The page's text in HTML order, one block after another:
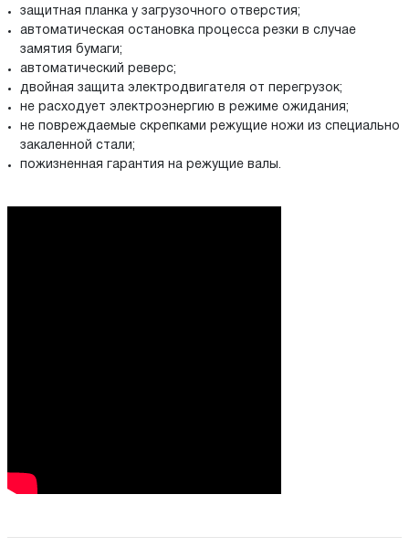
защитная планка у загрузочного отверстия;
автоматическая остановка процесса резки в случае
замятия бумаги;
автоматический реверс;
двойная защита электродвигателя от перегрузок;
не расходует электроэнергию в режиме ожидания;
не повреждаемые скрепками режущие ножи из специально
закаленной стали;
пожизненная гарантия на режущие валы.